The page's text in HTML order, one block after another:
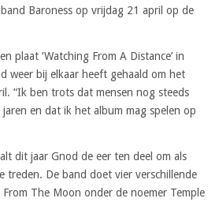
Baroness op vrijdag 21 april op de
plaat ‘Watching From A Distance’ in
weer bij elkaar heeft gehaald om het
“Ik ben trots dat mensen nog steeds
jaren en dat ik het album mag spelen op
dit jaar Gnod de eer ten deel om als
treden. De band doet vier verschillende
The Moon onder de noemer Temple